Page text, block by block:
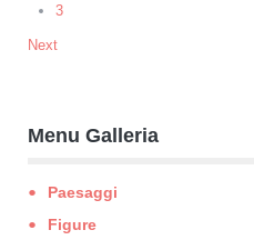
3
Next
Menu Galleria
Paesaggi
Figure